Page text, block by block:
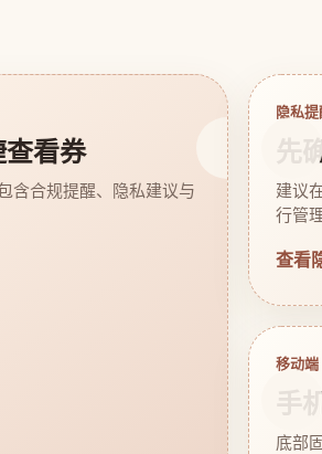
看券
含合规提醒、隐私建议与
隐私
建议
行管
查看
移动端
底部